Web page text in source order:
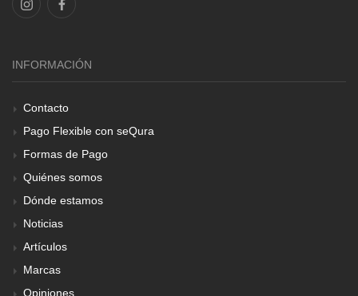
INFORMACIÓN
Contacto
Pago Flexible con seQura
Formas de Pago
Quiénes somos
Dónde estamos
Noticias
Artículos
Marcas
Opiniones